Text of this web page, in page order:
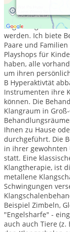
Die Klangtherapie
den
angeklungen
werden. Ich biete
Paare und
Playshops für
haben, alle
um ihren
B Hyperaktivtät
Instrumenten ihre
können. Die
Klangraum in
Ihnen zu Hause
durchgeführt. Die
in ihrer gewohnten
statt. Eine
Klangtherapie, ist
metallene
Schwingungen
Beispiel Zimbeln,
"Engelsharfe" -
auch auch Tiere